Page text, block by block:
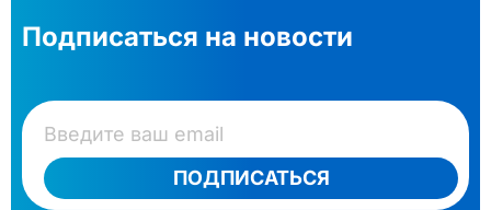
Подписаться на новости
ПОДПИСАТЬСЯ